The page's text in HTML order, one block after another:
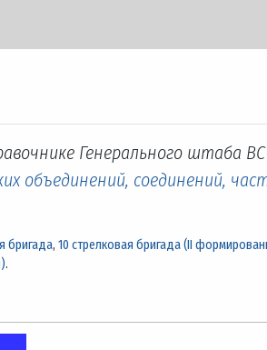
Генерального штаба
объединений, соединений,
бригада, 10 стрелковая бригада (II
.